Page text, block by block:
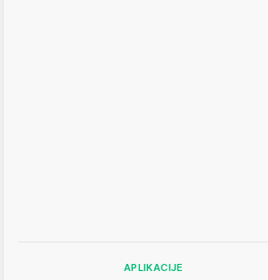
APLIKACIJE